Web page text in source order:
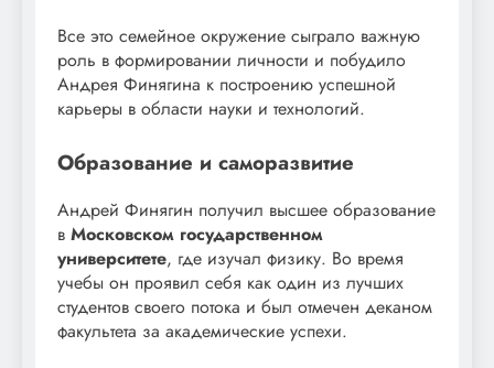
Все это семейное окружение сыграло важную
роль в формировании личности и побудило
Андрея Финягина к построению успешной
карьеры в области науки и технологий.
Образование и саморазвитие
Андрей Финягин получил высшее образование
в Московском государственном
университете, где изучал физику. Во время
учебы он проявил себя как один из лучших
студентов своего потока и был отмечен деканом
факультета за академические успехи.